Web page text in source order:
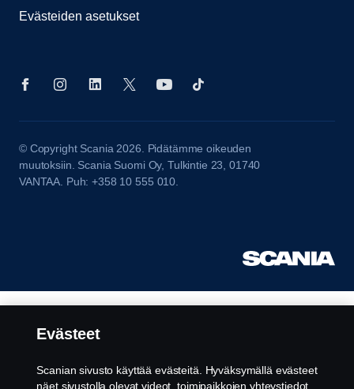
Evästeiden asetukset
© Copyright Scania 2026. Pidätämme oikeuden
muutoksiin. Scania Suomi Oy, Tulkintie 23, 01740
VANTAA. Puh: +358 10 555 010.
Evästeet
Scanian sivusto käyttää evästeitä. Hyväksymällä evästeet
näet sivustolla olevat videot, toimipaikkojen yhteystiedot,